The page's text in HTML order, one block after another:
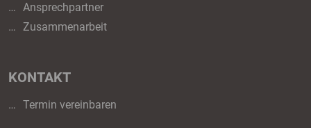
Ansprechpartner
Zusammenarbeit
KONTAKT
Termin vereinbaren